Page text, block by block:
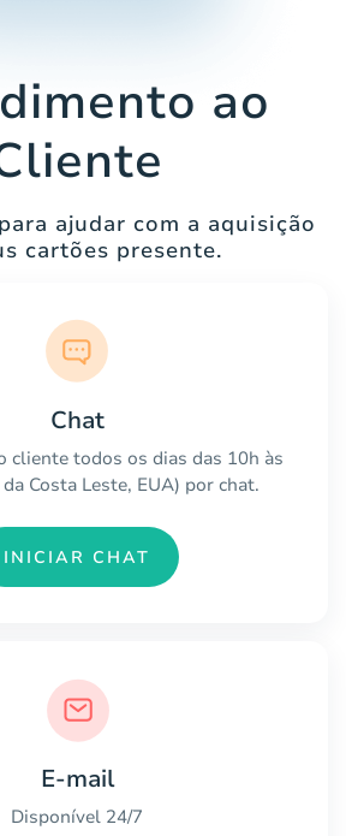
ao
ajudar com a aquisição
cartões presente.
Chat
cliente todos os dias das 10h às
Costa Leste, EUA) por chat.
INICIAR CHAT
E-mail
Disponível 24/7